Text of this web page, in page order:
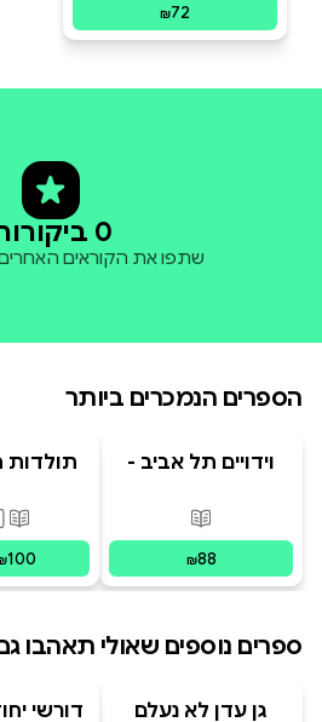
₪72
0 ביקורות
שתפו את הקוראים
הספרים הנמכרים ביותר
וידויים תל אביב -
פורמטים זמינים
מודפס
₪88
100
ספרים נוספים שאולי תאהבו
גן עדן לא נעלם
דורשי